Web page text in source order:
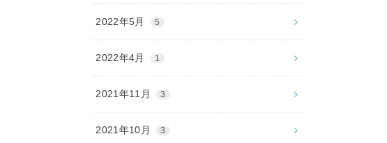
2022年5月 5
2022年4月 1
2021年11月 3
2021年10月 3